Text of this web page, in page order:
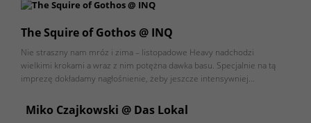
The Squire of Gothos @ INQ
Nie straszny nam mróz i zima – listopadowe Heavy nadchodzi
wielkimi krokami a wraz z nim potężna dawka basu. Specjalnie na tą
imprezę dokładamy nagłośnienie, żeby jeszcze intensywniej…
Miko Czajkowski @ Das Lokal